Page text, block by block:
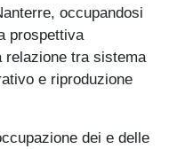
occupandosi
prospettiva
relazione tra sistema
e riproduzione
dei e delle